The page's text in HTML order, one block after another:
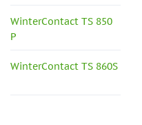
WinterContact TS 850
P
WinterContact TS 860S